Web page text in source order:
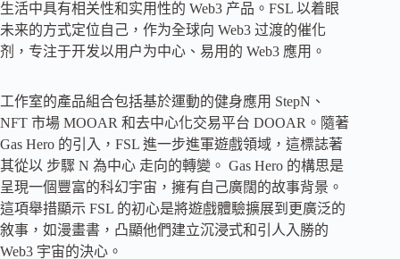
生活中具有相关性和实用性的 Web3 产品。FSL 以着眼
未来的方式定位自己，作为全球向 Web3 过渡的催化
剂，专注于开发以用户为中心、易用的 Web3 應用。
工作室的產品組合包括基於運動的健身應用 StepN、
NFT 市場 MOOAR 和去中心化交易平台 DOOAR。隨著
Gas Hero 的引入，FSL 進一步進軍遊戲領域，這標誌著
其從以 步驟 N 為中心 走向的轉變。 Gas Hero 的構思是
呈現一個豐富的科幻宇宙，擁有自己廣闊的故事背景。
這項舉措顯示 FSL 的初心是將遊戲體驗擴展到更廣泛的
敘事，如漫畫書，凸顯他們建立沉浸式和引人入勝的
Web3 宇宙的決心。